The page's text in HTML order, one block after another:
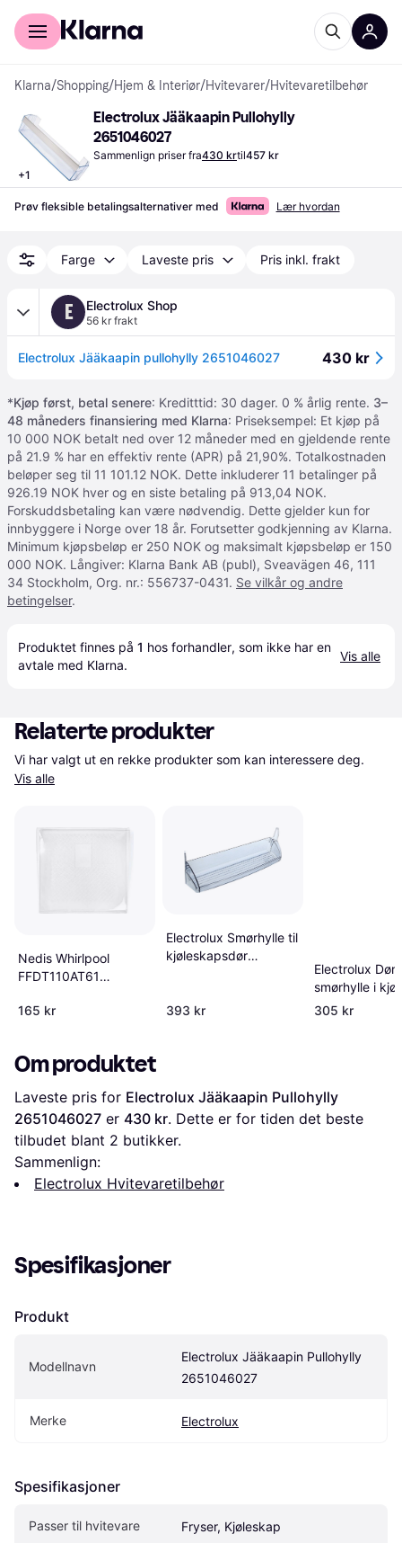
For kunder
Klarna/Shopping/Hjem & Interiør/Hvitevarer/Hvitevaretilbehør
+1
Electrolux Jääkaapin Pullohylly
2651046027
Sammenlign priser fra430 krtil457 kr
Prøv fleksible betalingsalternativer med Lær hvordan
Farge Laveste pris Pris inkl. frakt
E Electrolux Shop
56 kr frakt
Electrolux Jääkaapin pullohylly 2651046027 430 kr
*Kjøp først, betal senere: Kreditttid: 30 dager. 0 % årlig rente. 3–
48 måneders finansiering med Klarna: Priseksempel: Et kjøp på
10 000 NOK betalt ned over 12 måneder med en gjeldende rente
på 21.9 % har en effektiv rente (APR) på 21,90%. Totalkostnaden
beløper seg til 11 101.12 NOK. Dette inkluderer 11 betalinger på
926.19 NOK hver og en siste betaling på 913,04 NOK.
Forskuddsbetaling kan være nødvendig. Dette gjelder kun for
innbyggere i Norge over 18 år. Forutsetter godkjenning av Klarna.
Minimum kjøpsbeløp er 250 NOK og maksimalt kjøpsbeløp er 150
000 NOK. Långiver: Klarna Bank AB (publ), Sveavägen 46, 111
34 Stockholm, Org. nr.: 556737-0431. Se vilkår og andre
betingelser.
Produktet finnes på 1 hos forhandler, som ikke har en
avtale med Klarna.
Vis alle
Relaterte produkter
Vis alle
Nedis Whirlpool
FFDT110AT61
165 kr
Electrolux Smørhylle til
kjøleskapsdør
393 kr
Electrolux
smørhylle i
305 kr
Om produktet
Laveste pris for Electrolux Jääkaapin Pullohylly
2651046027 er 430 kr. Dette er for tiden det beste
tilbudet blant 2 butikker.
Sammenlign:
Electrolux Hvitevaretilbehør
Spesifikasjoner
Produkt
Modellnavn
Electrolux Jääkaapin Pullohylly
2651046027
Merke Electrolux
Spesifikasjoner
Passer til hvitevare Fryser, Kjøleskap